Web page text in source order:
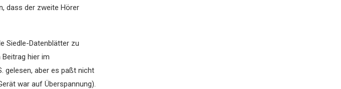
dass der zweite Hörer
Siedle-Datenblätter zu
hier im
gelesen, aber es paßt nicht
war auf Überspannung).